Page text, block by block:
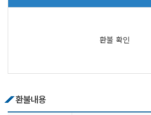
환불 확인
환불내용